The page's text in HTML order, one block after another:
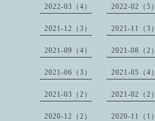
2022-03（4） 2022-02（5）
2021-12（3） 2021-11（3）
2021-09（4） 2021-08（2）
2021-06（3） 2021-05（4）
2021-03（2） 2021-02（2）
2020-12（2） 2020-11（1）